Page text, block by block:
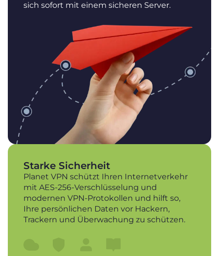
sich sofort mit einem sicheren Server.
Starke Sicherheit
Planet VPN schützt Ihren Internetverkehr
mit AES-256-Verschlüsselung und
modernen VPN-Protokollen und hilft so,
Ihre persönlichen Daten vor Hackern,
Trackern und Überwachung zu schützen.